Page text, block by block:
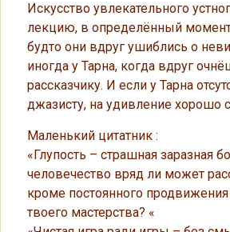
Искусство увлекательного
лекцию, в определённый
будто они вдруг ушиблись о
иногда у Тарна, когда вдруг
рассказчику. И если у Тарна
джазисту, на удивление
Маленький цитатник :
«Глупость – страшная заразная
человечество вряд ли может
кроме постоянного
твоего мастерства? «